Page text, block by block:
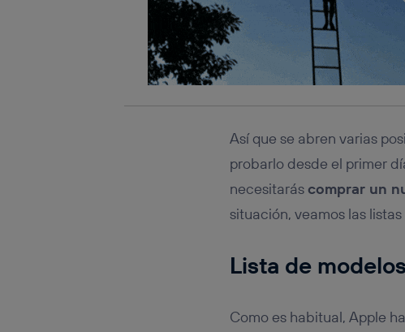
Así que se abren varias
probarlo desde el primer
necesitaráscomprar un
situación, veamos las listas
Lista de
Como es habitual, Apple